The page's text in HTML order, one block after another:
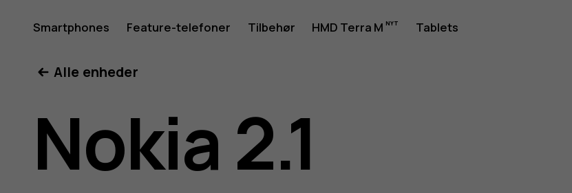
Brugervejledning
til
Smartphones Feature-telefoner Tilbehør HMD Terra M Tablets
Alle enheder
Nokia 2.1